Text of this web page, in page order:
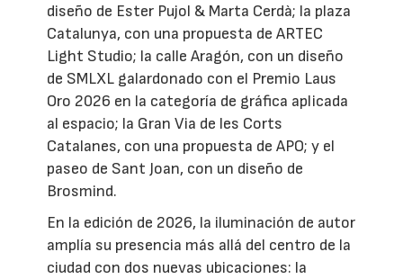
diseño de Ester Pujol & Marta Cerdà; la plaza
Catalunya, con una propuesta de ARTEC
Light Studio; la calle Aragón, con un diseño
de SMLXL galardonado con el Premio Laus
Oro 2026 en la categoría de gráfica aplicada
al espacio; la Gran Via de les Corts
Catalanes, con una propuesta de APO; y el
paseo de Sant Joan, con un diseño de
Brosmind.
En la edición de 2026, la iluminación de autor
amplía su presencia más allá del centro de la
ciudad con dos nuevas ubicaciones: la